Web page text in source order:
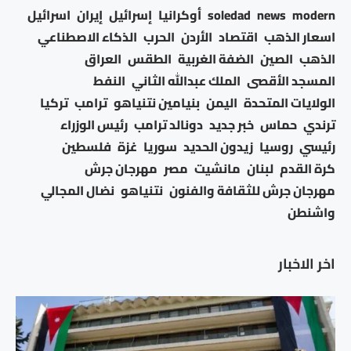
اخر الاخبار
modern
news
soledad أوكرانيا إسرائيل إيران اسرائيل
اسعار الذهب اقتصاد الأردن الحرب الذكاء الاصطناعي
الذهب الصين الضفة الغربية الطقس العراق
المسجد الأقصى الملك عبدالله الثاني النفط
الولايات المتحدة اليمن بنيامين نتنياهو ترامب تركيا
ترندي حماس خبر جديد دونالد ترامب رئيس الوزراء
رئيسي روسيا زيدون الحديد سوريا غزة فلسطين
كرة القدم لبنان مانشيت مصر مهرجان جرش
مهرجان جرش للثقافة والفنون نتنياهو نضال المجالي
واشنطن